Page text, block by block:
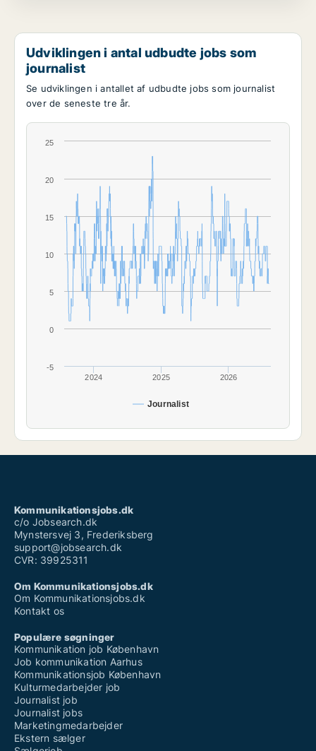
Udviklingen i antal udbudte jobs som
journalist
Se udviklingen i antallet af udbudte jobs som journalist
over de seneste tre år.
Journalist
2024 2025 2026
-5
0
5
10
15
20
25
Kommunikationsjobs.dk
c/o Jobsearch.dk
Mynstersvej 3, Frederiksberg
support@jobsearch.dk
CVR: 39925311
Om Kommunikationsjobs.dk
Om Kommunikationsjobs.dk
Kontakt os
Populære søgninger
Kommunikation job København
Job kommunikation Aarhus
Kommunikationsjob København
Kulturmedarbejder job
Journalist job
Journalist jobs
Marketingmedarbejder
Ekstern sælger